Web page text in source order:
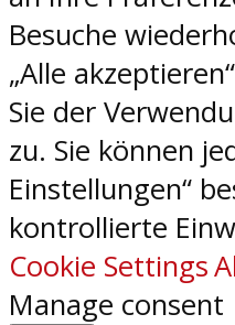
Besuche
„Alle
Sie der
zu. Sie können
Einstellungen“
kontrollierte
Cookie Settings
Manage consent